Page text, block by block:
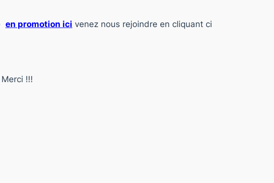
en promotion ici venez nous rejoindre en cliquant ci
!!!